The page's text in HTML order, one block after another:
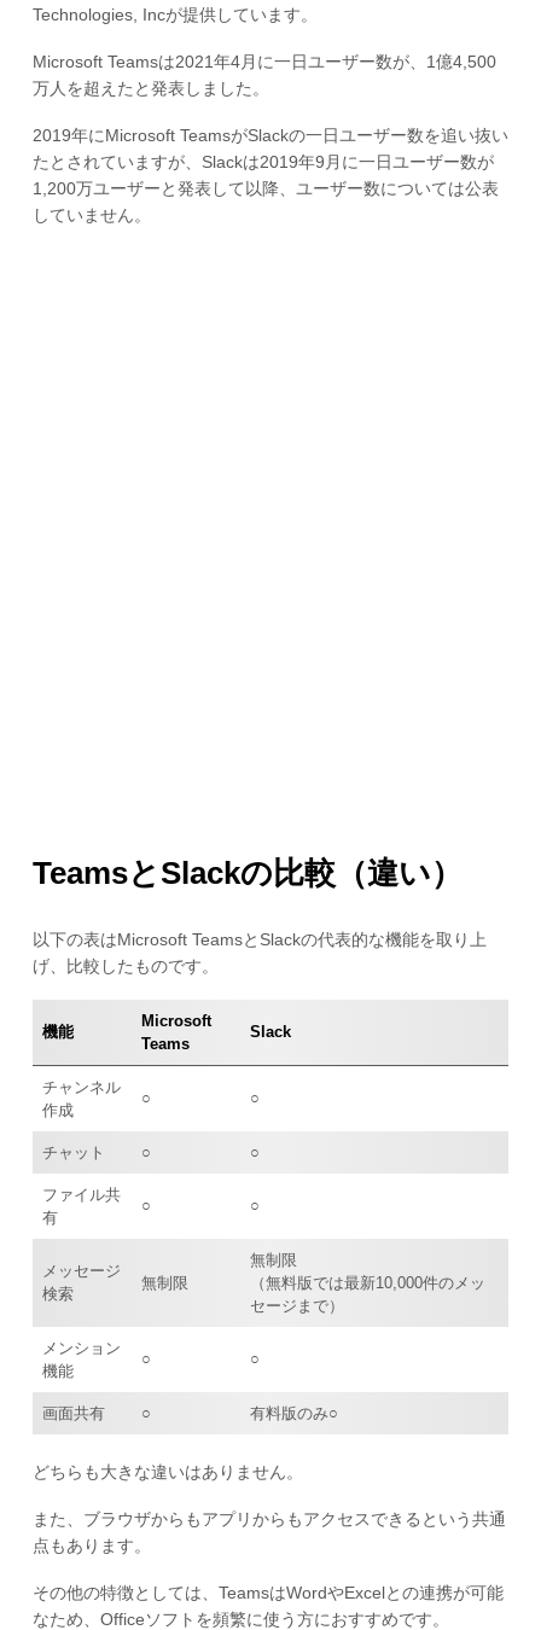
Technologies, Incが提供しています。
Microsoft Teamsは2021年4月に一日ユーザー数が、1億4,500
万人を超えたと発表しました。
2019年にMicrosoft TeamsがSlackの一日ユーザー数を追い抜い
たとされていますが、Slackは2019年9月に一日ユーザー数が
1,200万ユーザーと発表して以降、ユーザー数については公表
していません。
TeamsとSlackの比較（違い）
以下の表はMicrosoft TeamsとSlackの代表的な機能を取り上
げ、比較したものです。
機能
Microsoft
Teams
Slack
チャンネル
作成
○ ○
チャット ○ ○
ファイル共
有
○ ○
メッセージ
検索
無制限
無制限
（無料版では最新10,000件のメッ
セージまで）
メンション
機能
○ ○
画面共有 ○ 有料版のみ○
どちらも大きな違いはありません。
また、ブラウザからもアプリからもアクセスできるという共通
点もあります。
その他の特徴としては、TeamsはWordやExcelとの連携が可能
なため、Officeソフトを頻繁に使う方におすすめです。